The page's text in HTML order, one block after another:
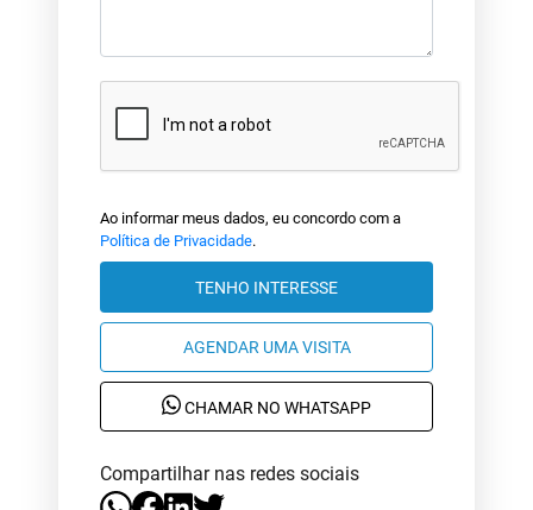
Ao informar meus dados, eu concordo com a
Política de Privacidade.
TENHO INTERESSE
AGENDAR UMA VISITA
CHAMAR NO WHATSAPP
Compartilhar nas redes sociais